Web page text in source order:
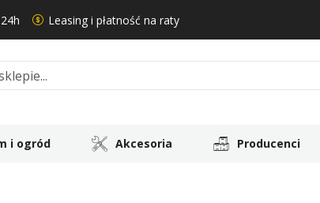
Leasing i płatność na raty
i ogród Akcesoria Producenci